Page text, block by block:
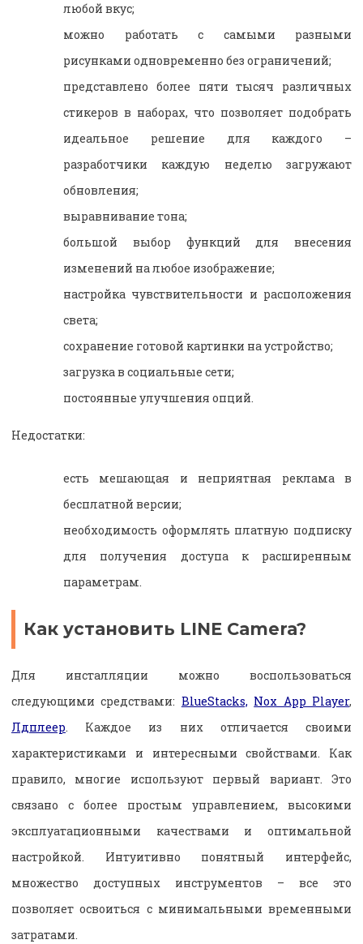
любой вкус;
можно работать с самыми разными
рисунками одновременно без ограничений;
представлено более пяти тысяч различных
стикеров в наборах, что позволяет подобрать
идеальное решение для каждого –
разработчики каждую неделю загружают
обновления;
выравнивание тона;
большой выбор функций для внесения
изменений на любое изображение;
настройка чувствительности и расположения
света;
сохранение готовой картинки на устройство;
загрузка в социальные сети;
постоянные улучшения опций.
Недостатки:
есть мешающая и неприятная реклама в
бесплатной версии;
необходимость оформлять платную подписку
для получения доступа к расширенным
параметрам.
Как установить LINE Camera?
Для инсталляции можно воспользоваться
следующими средствами: BlueStacks, Nox App Player,
Лдплеер. Каждое из них отличается своими
характеристиками и интересными свойствами. Как
правило, многие используют первый вариант. Это
связано с более простым управлением, высокими
эксплуатационными качествами и оптимальной
настройкой. Интуитивно понятный интерфейс,
множество доступных инструментов – все это
позволяет освоиться с минимальными временными
затратами.